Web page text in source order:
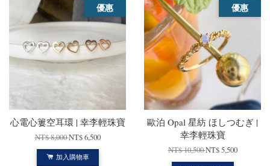
優惠
心電心簍空耳環 | 幸李輕珠寶
NT$ 8,000NT$ 6,500
加入購物車
優惠
歐泊 Opal 星紡 ほしつむぎ |
幸李輕珠寶
NT$ 10,500NT$ 5,500